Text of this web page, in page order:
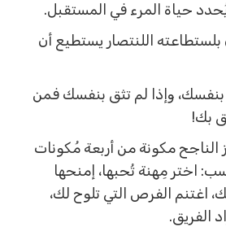
حياة المرء في المستقبل.
اللنتصار يستطيع أن
وإذا لم تثق بنفسك فمن
بك!
الناجح مكونة من أربعة مُكونات
اختر مِهنة تُحبها، إمنحها
اغتنم الفرص التي تلوح لك،
الفريق.